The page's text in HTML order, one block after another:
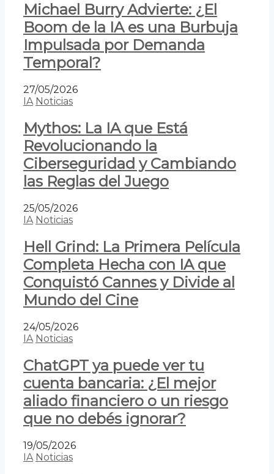
Michael Burry Advierte: ¿El
Boom de la IA es una Burbuja
Impulsada por Demanda
Temporal?
27/05/2026
IA Noticias
Mythos: La IA que Está
Revolucionando la
Ciberseguridad y Cambiando
las Reglas del Juego
25/05/2026
IA Noticias
Hell Grind: La Primera Película
Completa Hecha con IA que
Conquistó Cannes y Divide al
Mundo del Cine
24/05/2026
IA Noticias
ChatGPT ya puede ver tu
cuenta bancaria: ¿El mejor
aliado financiero o un riesgo
que no debés ignorar?
19/05/2026
IA Noticias